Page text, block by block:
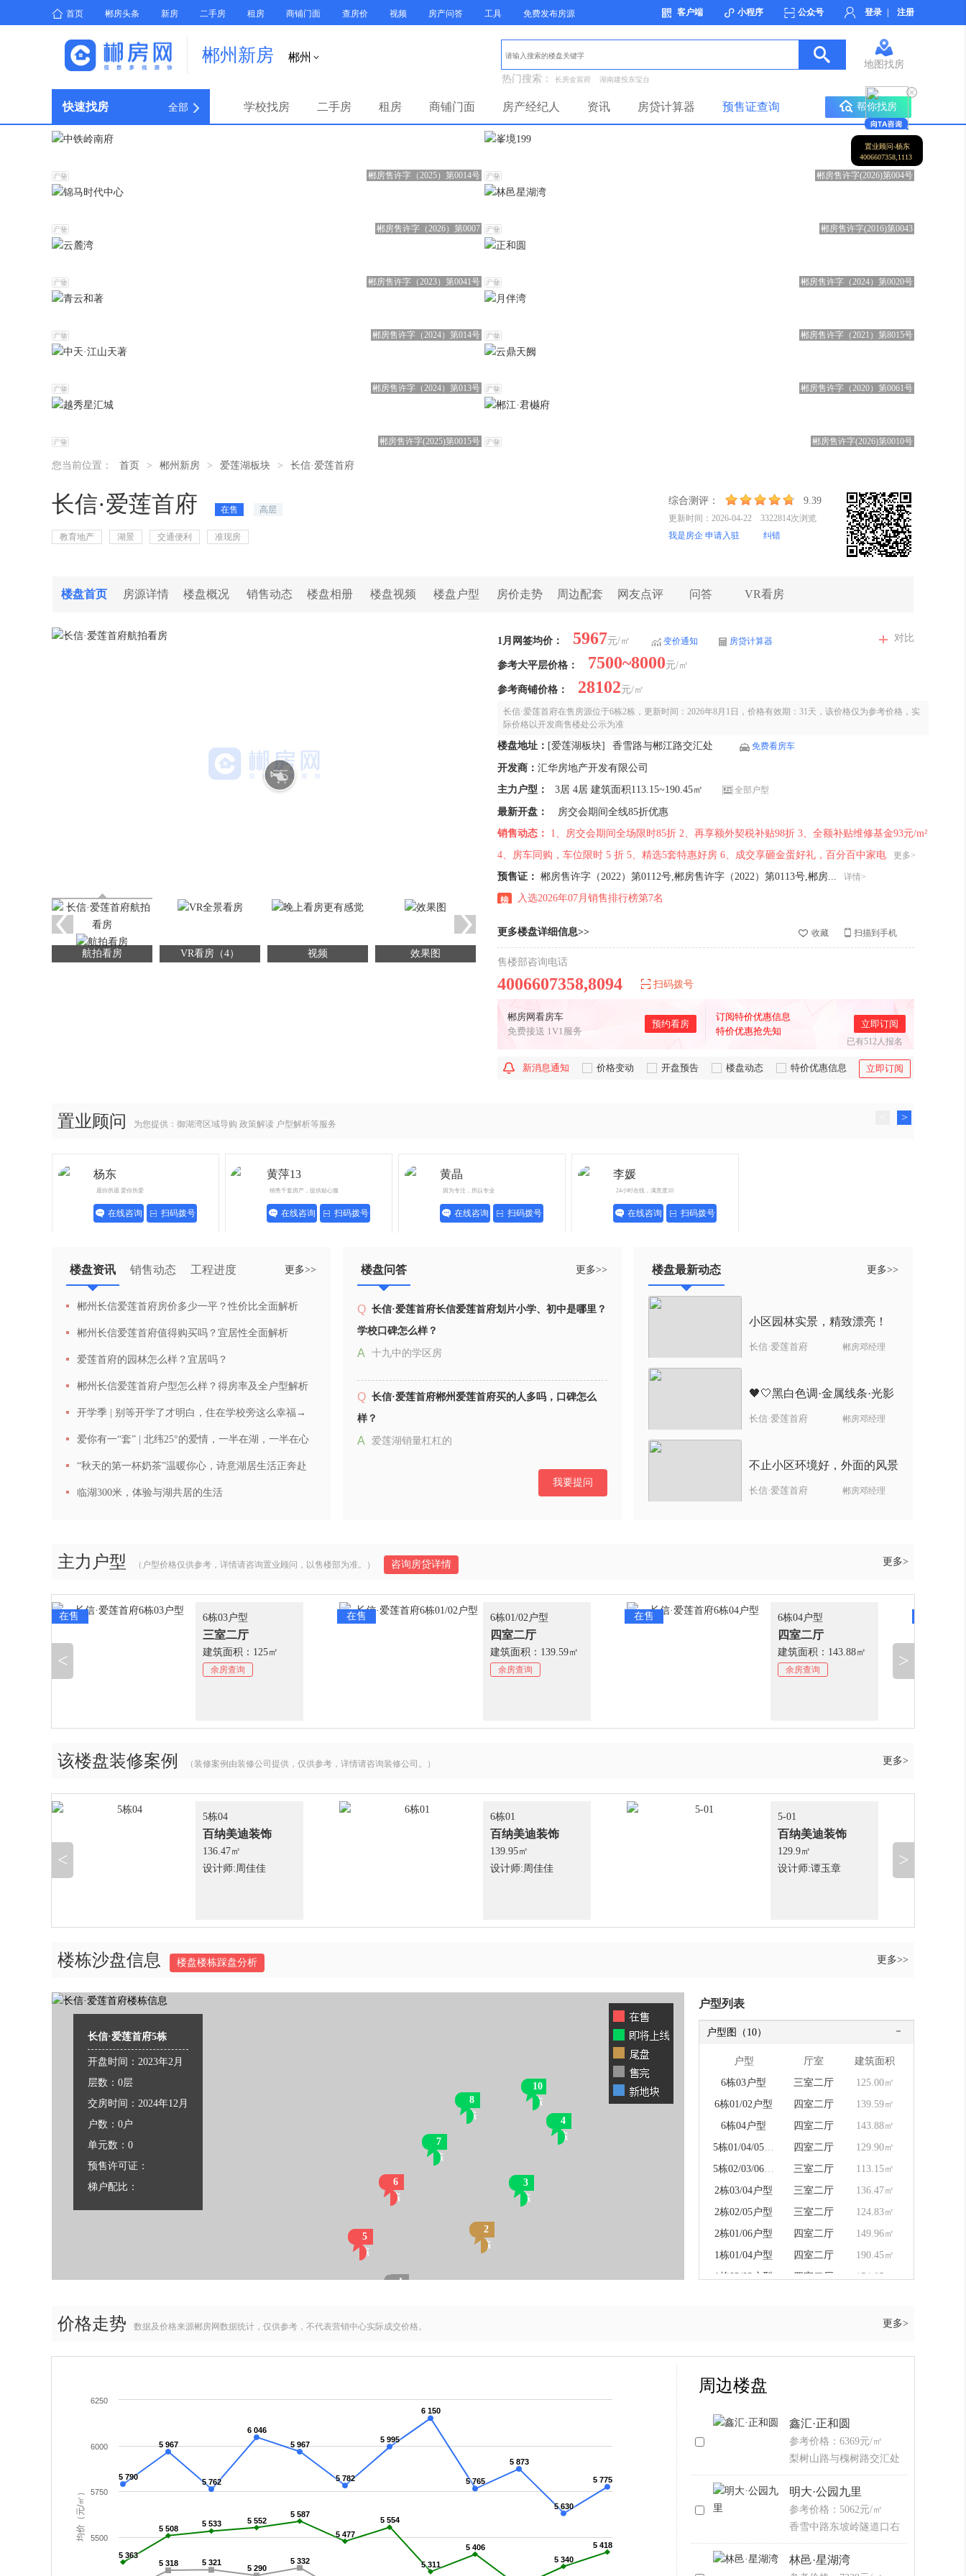
首页 郴房头条 新房 二手房 租房 商铺门面 查房价 视频 房产问答 工具 免费发布房源 客户端 小程序 公众号 登录 注册
郴州新房 郴州 
地图找房
热门搜索：
长房金宸府 湖南建投东玺台
快速找房 全部 学校找房 二手房 租房 商铺门面 房产经纪人 资讯 房贷计算器 预售证查询 帮你找房
郴房售许字（2025）第0014号 郴房售许字(2026)第004号
郴房售许字（2026）第0007 郴房售许字(2016)第0043
郴房售许字（2023）第0041号 郴房售许字（2024）第0020号
郴房售许字（2024）第014号 郴房售许字（2021）第8015号
郴房售许字（2024）第013号 郴房售许字（2020）第0061号
郴房售许字(2025)第0015号 郴房售许字(2026)第0010号
您当前位置： 首页 > 郴州新房 > 爱莲湖板块 > 长信·爱莲首府
长信·爱莲首府 在售 高层
教育地产 湖景 交通便利 准现房
综合测评： 9.39
更新时间：2026-04-22 3322814次浏览
我是房企 申请入驻
纠错
楼盘首页 房源详情 楼盘概况 销售动态 楼盘相册 楼盘视频 楼盘户型 房价走势 周边配套 网友点评 问答 VR看房
航拍看房 VR看房（4） 视频 效果图
1月网签均价： 5967元/㎡ 变价通知 房贷计算器
参考大平层价格： 7500~8000元/㎡
参考商铺价格： 28102元/㎡
长信·爱莲首府在售房源位于6栋2栋，更新时间：2026年8月1日，价格有效期：31天，该价格仅为参考价格，实
际价格以开发商售楼处公示为准
楼盘地址： [爱莲湖板块] 香雪路与郴江路交汇处 免费看房车
开发商： 汇华房地产开发有限公司
主力户型：
3居 4居 建筑面积113.15~190.45㎡ 全部户型
最新开盘：
房交会期间全线85折优惠
销售动态：
1、房交会期间全场限时85折 2、再享额外契税补贴98折 3、全额补贴维修基金93元/m²
4、房车同购，车位限时 5 折 5、精选5套特惠好房 6、成交享砸金蛋好礼，百分百中家电
更多>
预售证： 郴房售许字（2022）第0112号,郴房售许字（2022）第0113号,郴房... 详情>
入选2026年07月销售排行榜第7名
对比
更多楼盘详细信息>> 收藏 扫描到手机
售楼部咨询电话
4006607358,8094 扫码拨号
郴房网看房车
免费接送 1V1服务
预约看房
订阅特价优惠信息
特价优惠抢先知
立即订阅
已有512人报名
立即订阅
新消息通知 价格变动 开盘预告 楼盘动态 特价优惠信息
>
置业顾问 为您提供：御湖湾区域导购 政策解读 户型解析等服务
杨东
愿你所愿 爱你所爱
在线咨询 扫码拨号
黄萍13
销售千套房产，提供贴心服
在线咨询 扫码拨号
黄晶
因为专注，所以专业
在线咨询 扫码拨号
李媛
24小时在线，满意度10
在线咨询 扫码拨号
楼盘资讯 销售动态 工程进度 更多>>
郴州长信爱莲首府房价多少一平？性价比全面解析
郴州长信爱莲首府值得购买吗？宜居性全面解析
爱莲首府的园林怎么样？宜居吗？
郴州长信爱莲首府户型怎么样？得房率及全户型解析
开学季 | 别等开学了才明白，住在学校旁这么幸福→
爱你有一“套” | 北纬25°的爱情，一半在湖，一半在心
“秋天的第一杯奶茶”温暖你心，诗意湖居生活正奔赴
而来！
临湖300米，体验与湖共居的生活
楼盘问答 更多>>
Q 长信·爱莲首府长信爱莲首府划片小学、初中是哪里？
学校口碑怎么样？
A 十九中的学区房
Q 长信·爱莲首府郴州爱莲首府买的人多吗，口碑怎么
样？
A 爱莲湖销量杠杠的
长信·爱莲首府郴州爱莲首府小学划分在哪
A 值得购买
Q 长信·爱莲首府郴州爱莲首府初中划分在哪里
我要提问
楼盘最新动态 更多>>
小区园林实景，精致漂亮！
长信·爱莲首府 郴房邓经理
🖤🤍黑白色调·金属线条·光影
长信·爱莲首府 郴房邓经理
不止小区环境好，外面的风景
长信·爱莲首府 郴房邓经理
更多>
主力户型 （户型价格仅供参考，详情请咨询置业顾问，以售楼部为准。） 咨询房贷详情
在售 6栋03户型
三室二厅
建筑面积：125㎡
余房查询
在售 6栋01/02户型
四室二厅
建筑面积：139.59㎡
余房查询
在售 6栋04户型
四室二厅
建筑面积：143.88㎡
余房查询
< >
更多>
该楼盘装修案例 （装修案例由装修公司提供，仅供参考，详情请咨询装修公司。）
5栋04
百纳美迪装饰
136.47㎡
设计师:周佳佳
6栋01
百纳美迪装饰
139.95㎡
设计师:周佳佳
5-01
百纳美迪装饰
129.9㎡
设计师:谭玉章
< >
更多>>
楼栋沙盘信息 楼盘楼栋踩盘分析
长信·爱莲首府5栋
开盘时间：2023年2月
层数：0层
交房时间：2024年12月
户数：0户
单元数：0
预售许可证：
梯户配比：
5
栋
6
栋
3
栋
4
栋
7
栋
8
栋
10
栋
2
栋
1
户型列表
户型图（10）
户型 厅室
建筑面积
6栋03户型
三室二厅
125.00㎡
6栋01/02户型
四室二厅
139.59㎡
6栋04户型
四室二厅
143.88㎡
四室二厅
129.90㎡
三室二厅
113.15㎡
2栋03/04户型
三室二厅
136.47㎡
2栋02/05户型
三室二厅
124.83㎡
2栋01/06户型
四室二厅
149.96㎡
1栋01/04户型
四室二厅
190.45㎡
1栋02/03户型
四室二厅 154.85㎡
更多>
价格走势 数据及价格来源郴房网数据统计，仅供参考，不代表营销中心实际成交价格。
均价（元/㎡）
5 790
5 967
5 762
6 046
5 967
5 782
5 995
6 150
5 765
5 873
5 630
5 775
5 363
5 508
5 533 5 552
5 587
5 477
5 554
5 311
5 406
5 340
5 418
5 318 5 321
5 290
5 332
5500
5750
6000
6250
周边楼盘
鑫汇·正和圆
参考价格：6369元/㎡
梨树山路与槐树路交汇处
(鸽皇院子正对面)
明大·公园九里
参考价格：5062元/㎡
香雪中路东坡岭隧道口右
转200米
林邑·星湖湾
置业顾问-杨东
4006607358,1113